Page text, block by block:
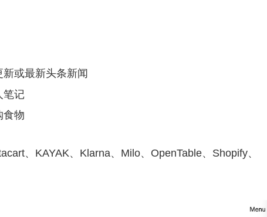
或最新头条新闻
笔记
食物
、KAYAK、Klarna、Milo、OpenTable、Shopify、